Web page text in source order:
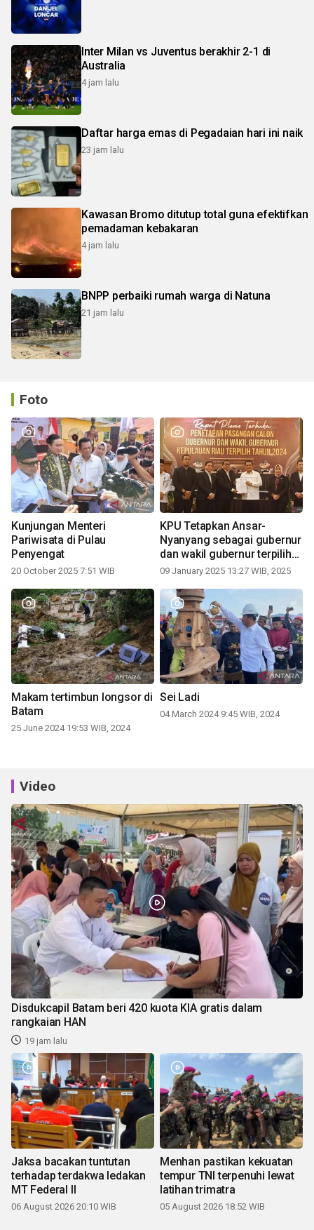
Inter Milan vs Juventus berakhir 2-1 di
Australia
4 jam lalu
Daftar harga emas di Pegadaian hari ini naik
23 jam lalu
Kawasan Bromo ditutup total guna efektifkan
pemadaman kebakaran
4 jam lalu
BNPP perbaiki rumah warga di Natuna
21 jam lalu
Foto
Kunjungan Menteri
Pariwisata di Pulau
Penyengat
20 October 2025 7:51 WIB
KPU Tetapkan Ansar-
Nyanyang sebagai gubernur
dan wakil gubernur terpilih
periode 2025-2030
09 January 2025 13:27 WIB, 2025
Makam tertimbun longsor di
Batam
25 June 2024 19:53 WIB, 2024
Sei Ladi
04 March 2024 9:45 WIB, 2024
Video
Disdukcapil Batam beri 420 kuota KIA gratis dalam
rangkaian HAN
19 jam lalu
Jaksa bacakan tuntutan
terhadap terdakwa ledakan
MT Federal II
06 August 2026 20:10 WIB
Menhan pastikan kekuatan
tempur TNI terpenuhi lewat
latihan trimatra
05 August 2026 18:52 WIB